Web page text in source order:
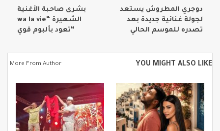
دوجري المطروش يستعد
لجولة غنائية جديدة بعد
تصدره للموسم الحالي
بشرى صاحبة الأغنية
الشهيرة “wa la vie
“تعود بألبوم قوي
YOU MIGHT ALSO LIKE
More From Author